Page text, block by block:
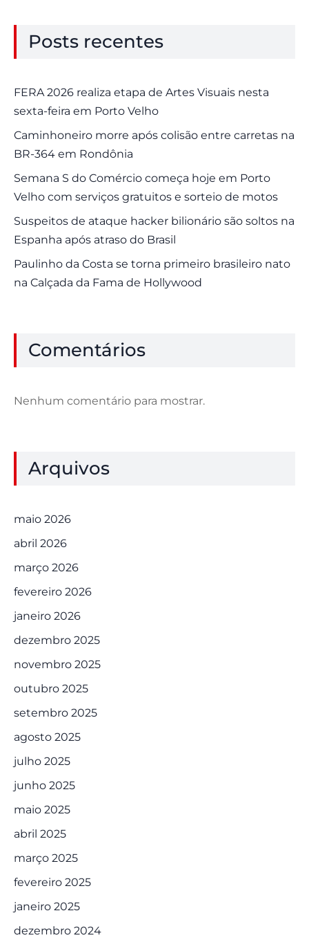
Posts recentes
FERA 2026 realiza etapa de Artes Visuais nesta
sexta-feira em Porto Velho
Caminhoneiro morre após colisão entre carretas na
BR-364 em Rondônia
Semana S do Comércio começa hoje em Porto
Velho com serviços gratuitos e sorteio de motos
Suspeitos de ataque hacker bilionário são soltos na
Espanha após atraso do Brasil
Paulinho da Costa se torna primeiro brasileiro nato
na Calçada da Fama de Hollywood
Comentários
Nenhum comentário para mostrar.
Arquivos
maio 2026
abril 2026
março 2026
fevereiro 2026
janeiro 2026
dezembro 2025
novembro 2025
outubro 2025
setembro 2025
agosto 2025
julho 2025
junho 2025
maio 2025
abril 2025
março 2025
fevereiro 2025
janeiro 2025
dezembro 2024